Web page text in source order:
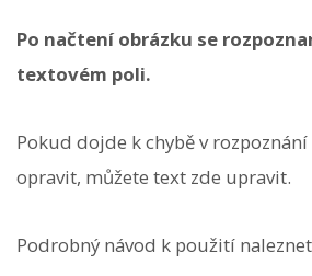
Po načtení obrázku se
textovém poli.
Pokud dojde k chybě v
opravit, můžete text zde upravit.
Podrobný návod k použití